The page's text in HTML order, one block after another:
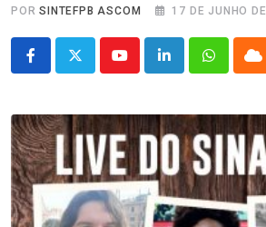
PORSINTEFPB ASCOM 17 DE JUNHO
YoutubeLinkedInWhatsapp